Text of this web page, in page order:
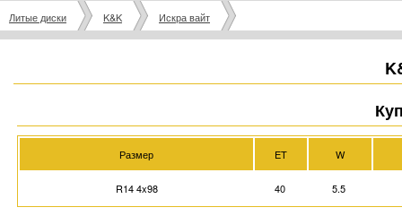
Литые диски K&K Искра вайт
Размер ET W
R14 4x98 40 5.5